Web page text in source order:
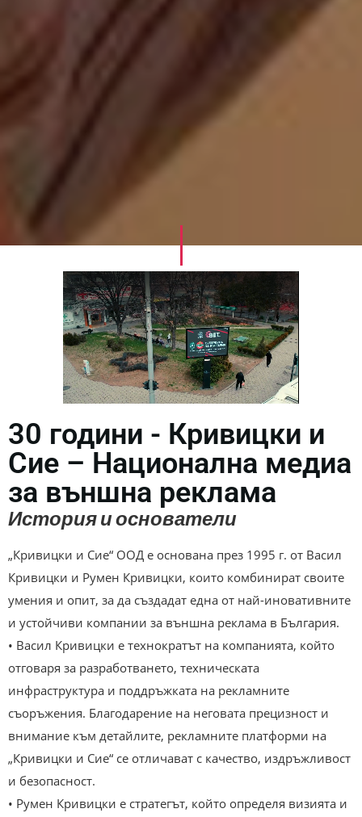
30 години - Кривицки и
Сие – Национална медиа
за външна реклама
История и основатели
„Кривицки и Сие“ ООД е основана през 1995 г. от Васил
Кривицки и Румен Кривицки, които комбинират своите
умения и опит, за да създадат една от най-иновативните
и устойчиви компании за външна реклама в България.
• Васил Кривицки е технократът на компанията, който
отговаря за разработването, техническата
инфраструктура и поддръжката на рекламните
съоръжения. Благодарение на неговата прецизност и
внимание към детайлите, рекламните платформи на
„Кривицки и Сие“ се отличават с качество, издръжливост
и безопасност.
• Румен Кривицки е стратегът, който определя визията и